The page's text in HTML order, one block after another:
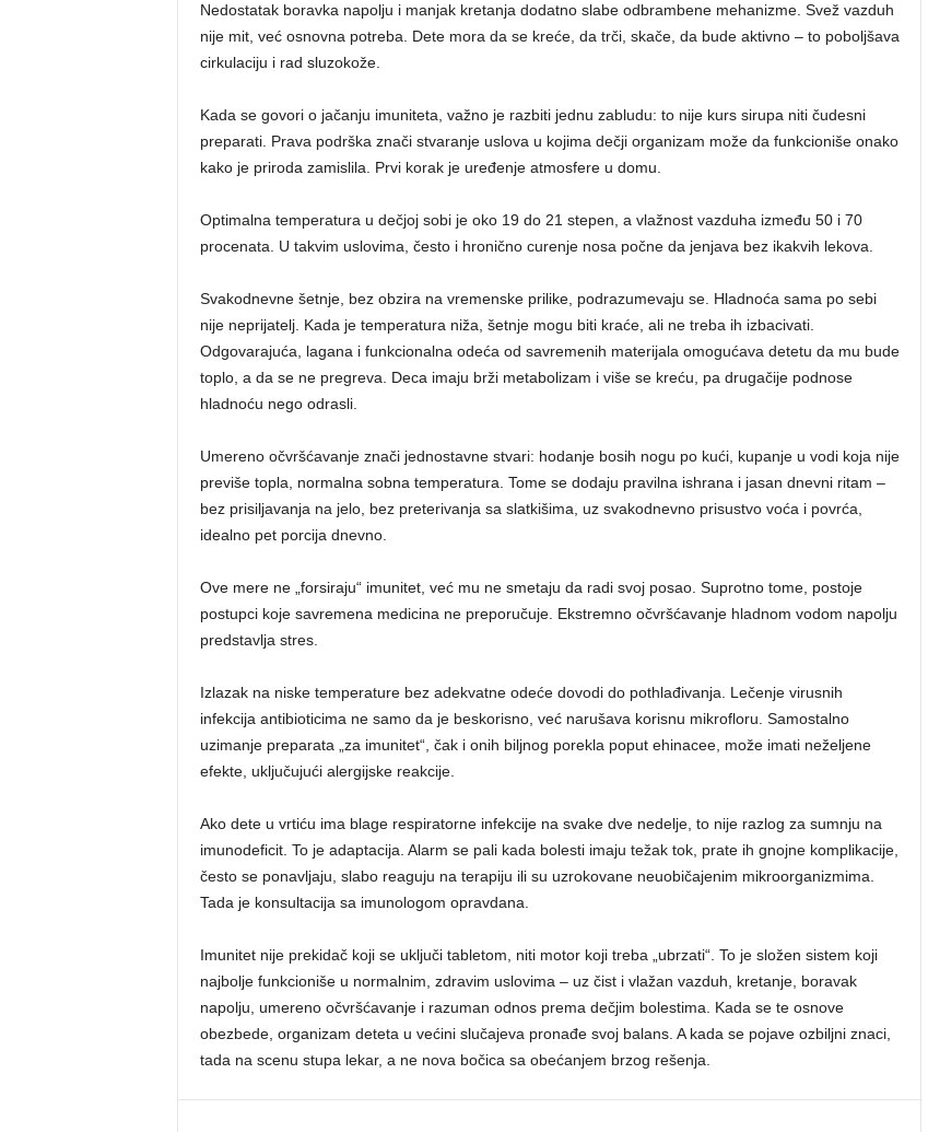
Nedostatak boravka napolju i manjak kretanja dodatno slabe odbrambene mehanizme. Svež vazduh
nije mit, već osnovna potreba. Dete mora da se kreće, da trči, skače, da bude aktivno – to poboljšava
cirkulaciju i rad sluzokože.
Kada se govori o jačanju imuniteta, važno je razbiti jednu zabludu: to nije kurs sirupa niti čudesni
preparati. Prava podrška znači stvaranje uslova u kojima dečji organizam može da funkcioniše onako
kako je priroda zamislila. Prvi korak je uređenje atmosfere u domu.
Optimalna temperatura u dečjoj sobi je oko 19 do 21 stepen, a vlažnost vazduha između 50 i 70
procenata. U takvim uslovima, često i hronično curenje nosa počne da jenjava bez ikakvih lekova.
Svakodnevne šetnje, bez obzira na vremenske prilike, podrazumevaju se. Hladnoća sama po sebi
nije neprijatelj. Kada je temperatura niža, šetnje mogu biti kraće, ali ne treba ih izbacivati.
Odgovarajuća, lagana i funkcionalna odeća od savremenih materijala omogućava detetu da mu bude
toplo, a da se ne pregreva. Deca imaju brži metabolizam i više se kreću, pa drugačije podnose
hladnoću nego odrasli.
Umereno očvršćavanje znači jednostavne stvari: hodanje bosih nogu po kući, kupanje u vodi koja nije
previše topla, normalna sobna temperatura. Tome se dodaju pravilna ishrana i jasan dnevni ritam –
bez prisiljavanja na jelo, bez preterivanja sa slatkišima, uz svakodnevno prisustvo voća i povrća,
idealno pet porcija dnevno.
Ove mere ne „forsiraju“ imunitet, već mu ne smetaju da radi svoj posao. Suprotno tome, postoje
postupci koje savremena medicina ne preporučuje. Ekstremno očvršćavanje hladnom vodom napolju
predstavlja stres.
Izlazak na niske temperature bez adekvatne odeće dovodi do pothlađivanja. Lečenje virusnih
infekcija antibioticima ne samo da je beskorisno, već narušava korisnu mikrofloru. Samostalno
uzimanje preparata „za imunitet“, čak i onih biljnog porekla poput ehinacee, može imati neželjene
efekte, uključujući alergijske reakcije.
Ako dete u vrtiću ima blage respiratorne infekcije na svake dve nedelje, to nije razlog za sumnju na
imunodeficit. To je adaptacija. Alarm se pali kada bolesti imaju težak tok, prate ih gnojne komplikacije,
često se ponavljaju, slabo reaguju na terapiju ili su uzrokovane neuobičajenim mikroorganizmima.
Tada je konsultacija sa imunologom opravdana.
Imunitet nije prekidač koji se uključi tabletom, niti motor koji treba „ubrzati“. To je složen sistem koji
najbolje funkcioniše u normalnim, zdravim uslovima – uz čist i vlažan vazduh, kretanje, boravak
napolju, umereno očvršćavanje i razuman odnos prema dečjim bolestima. Kada se te osnove
obezbede, organizam deteta u većini slučajeva pronađe svoj balans. A kada se pojave ozbiljni znaci,
tada na scenu stupa lekar, a ne nova bočica sa obećanjem brzog rešenja.